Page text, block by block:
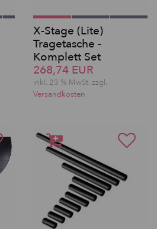
X-Stage (Lite)
Tragetasche -
Komplett Set
268,74 EUR
inkl. 23 % MwSt. zzgl.
Versandkosten